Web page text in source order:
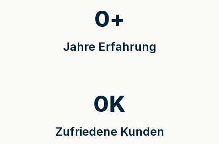
Jahre Erfahrung
0+
Zufriedene Kunden
0K